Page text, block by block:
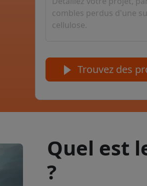
Trouvez des
Quel est
?